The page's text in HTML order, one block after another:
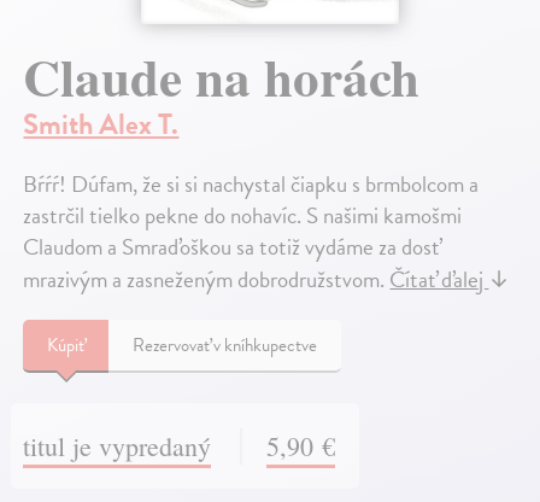
Claude na horách
Smith Alex T.
Bŕŕŕ! Dúfam, že si si nachystal čiapku s brmbolcom a
zastrčil tielko pekne do nohavíc. S našimi kamošmi
Claudom a Smraďoškou sa totiž vydáme za dosť
mrazivým a zasneženým dobrodružstvom. Čítať ďalej ↓
Kúpiť Rezervovať v kníhkupectve
titul je vypredaný 5,90 €